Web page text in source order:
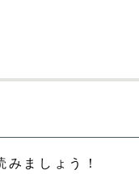
ましょう！